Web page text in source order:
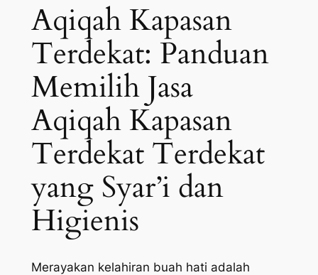
Aqiqah Kapasan
Terdekat: Panduan
Memilih Jasa
Aqiqah Kapasan
Terdekat Terdekat
yang Syar’i dan
Higienis
Merayakan kelahiran buah hati adalah